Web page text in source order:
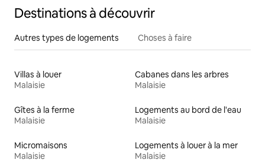
Destinations à découvrir
Autres types de logements Choses à faire
Villas à louer
Malaisie
Cabanes dans les arbres
Malaisie
Gîtes à la ferme
Malaisie
Logements au bord de l'eau
Malaisie
Micromaisons
Malaisie
Logements à louer à la mer
Malaisie